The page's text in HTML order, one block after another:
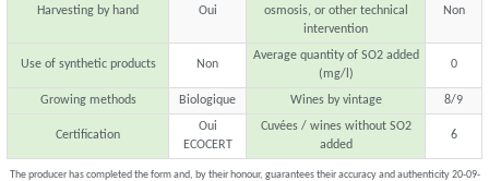
Harvesting by hand Oui
osmosis, or other technical
intervention
Non
Use of synthetic products Non
Average quantity of SO2 added
(mg/l)
0
Growing methods Biologique Wines by vintage 8/9
Certification
Oui
ECOCERT
Cuvées / wines without SO2
added
6
The producer has completed the form and, by their honour, guarantees their accuracy and authenticity 20-09-